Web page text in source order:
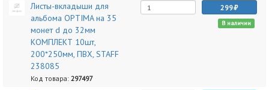
Листы-вкладыши для
альбома OPTIMA на 35
монет d до 32мм
КОМПЛЕКТ 10шт,
200*250мм, ПВХ, STAFF
238085
Код товара: 297497
299
В наличии